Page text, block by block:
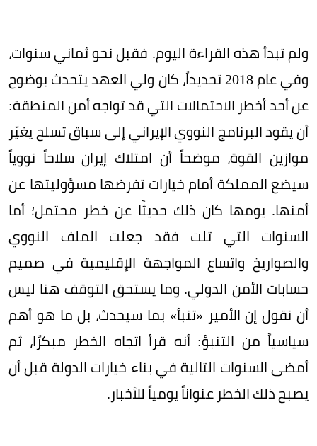
ولم تبدأ هذه القراءة اليوم. فقبل نحو ثماني سنوات،
وفي عام 2018 تحديداً، كان ولي العهد يتحدث بوضوح
عن أحد أخطر الاحتمالات التي قد تواجه أمن المنطقة:
أن يقود البرنامج النووي الإيراني إلى سباق تسلح يغيّر
موازين القوة، موضحاً أن امتلاك إيران سلاحاً نووياً
سيضع المملكة أمام خيارات تفرضها مسؤوليتها عن
أمنها. يومها كان ذلك حديثًا عن خطر محتمل؛ أما
السنوات التي تلت فقد جعلت الملف النووي
والصواريخ واتساع المواجهة الإقليمية في صميم
حسابات الأمن الدولي. وما يستحق التوقف هنا ليس
أن نقول إن الأمير «تنبأ» بما سيحدث، بل ما هو أهم
سياسياً من التنبؤ: أنه قرأ اتجاه الخطر مبكرًا، ثم
أمضى السنوات التالية في بناء خيارات الدولة قبل أن
يصبح ذلك الخطر عنواناً يومياً للأخبار.